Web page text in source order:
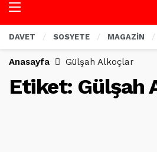
DAVET SOSYETE MAGAZİN
Anasayfa Gülşah Alkoçlar
Etiket: Gülşah